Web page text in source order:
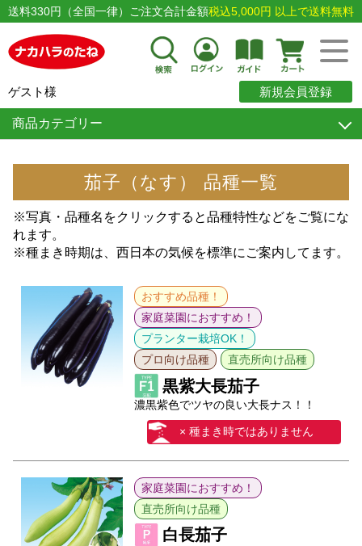
送料330円（全国一律）ご注文合計金額税込5,000円 以上で送料無料
ゲスト様 新規会員登録
商品カテゴリー
茄子（なす） 品種一覧
※写真・品種名をクリックすると品種特性などをご覧にな
れます。
※種まき時期は、西日本の気候を標準にご案内してます。
おすすめ品種！
家庭菜園におすすめ！
プランター栽培OK！
プロ向け品種
直売所向け品種
黒紫大長茄子
濃黒紫色でツヤの良い大長ナス！！
× 種まき時ではありません
家庭菜園におすすめ！
直売所向け品種
白長茄子